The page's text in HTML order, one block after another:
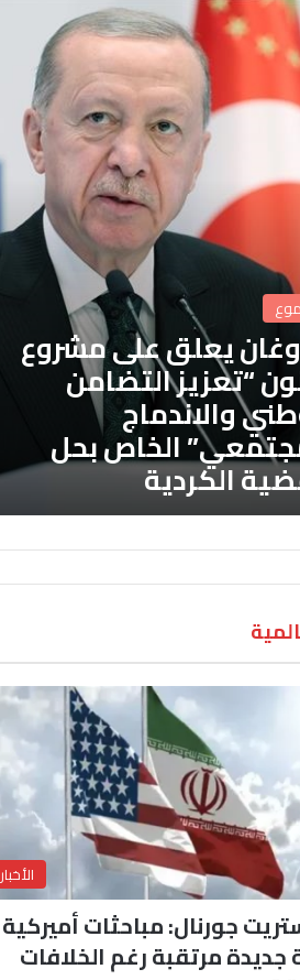
يعلق على مشروع
“تعزيز التضامن
والاندماج
الخاص بحل
الكردية
الأخبار
جورنال: مباحثات أميركية
جديدة مرتقبة رغم الخلافات